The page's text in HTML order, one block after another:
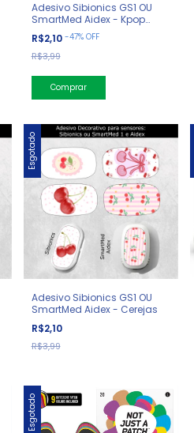
Adesivo Sibionics GS1 OU
SmartMed Aidex - Kpop
Demon Hunters
R$2,10 -47% OFF
R$3,99
Esgotado
Adesivo Sibionics GS1 OU
SmartMed Aidex - Cerejas
R$2,10
R$3,99
Esgotado